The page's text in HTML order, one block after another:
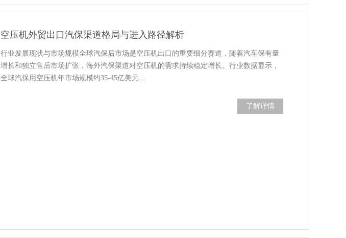
空压机外贸出口汽保渠道格局与进入路径解析
行业发展现状与市场规模全球汽保后市场是空压机出口的重要细分赛道，随着汽车保有量
增长和独立售后市场扩张，海外汽保渠道对空压机的需求持续稳定增长。行业数据显示，
全球汽保用空压机年市场规模约35-45亿美元…
了解详情